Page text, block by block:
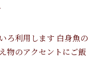
ろ利用します 白身魚の
物のアクセントにご飯